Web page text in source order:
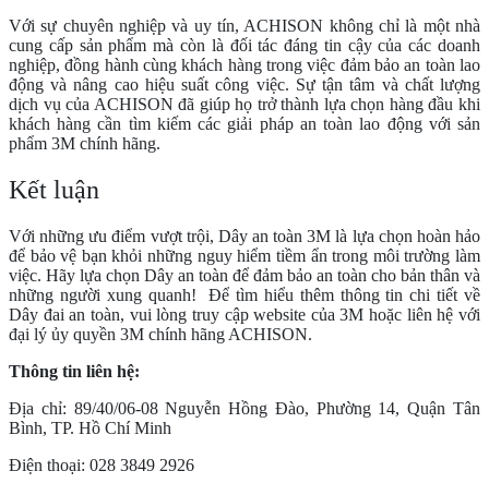
Với sự chuyên nghiệp và uy tín, ACHISON không chỉ là một nhà
cung cấp sản phẩm mà còn là đối tác đáng tin cậy của các doanh
nghiệp, đồng hành cùng khách hàng trong việc đảm bảo an toàn lao
động và nâng cao hiệu suất công việc. Sự tận tâm và chất lượng
dịch vụ của ACHISON đã giúp họ trở thành lựa chọn hàng đầu khi
khách hàng cần tìm kiếm các giải pháp an toàn lao động với sản
phẩm 3M chính hãng.
Kết luận
Với những ưu điểm vượt trội, Dây an toàn 3M là lựa chọn hoàn hảo
để bảo vệ bạn khỏi những nguy hiểm tiềm ẩn trong môi trường làm
việc. Hãy lựa chọn Dây an toàn để đảm bảo an toàn cho bản thân và
những người xung quanh!Để tìm hiểu thêm thông tin chi tiết về
Dây đai an toàn, vui lòng truy cập website của 3M hoặc liên hệ với
đại lý ủy quyền 3M chính hãng ACHISON.
Thông tin liên hệ:
Địa chỉ: 89/40/06-08 Nguyễn Hồng Đào, Phường 14, Quận Tân
Bình, TP. Hồ Chí Minh
Điện thoại: 028 3849 2926